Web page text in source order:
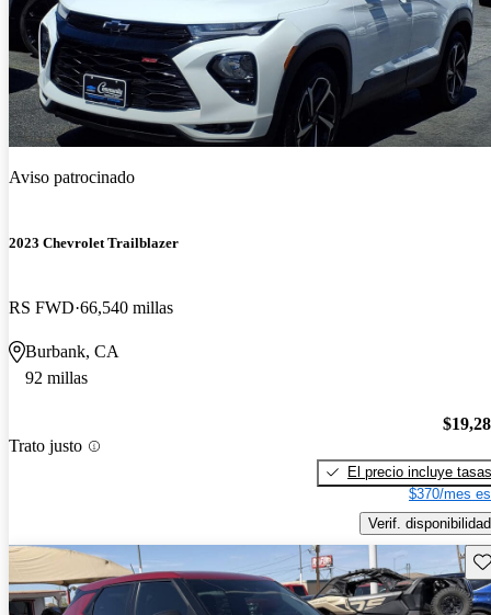
Aviso patrocinado
2023 Chevrolet Trailblazer
RS FWD 66,540 millas
Burbank, CA
92 millas
Trato justo
El precio incluye tasas
$370/mes
Verif. disponibilidad